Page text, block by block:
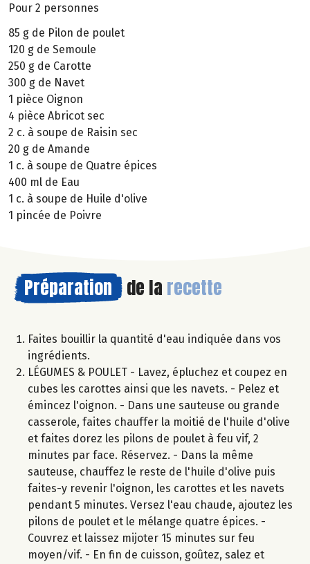
Pour 2 personnes
85 g de Pilon de poulet
120 g de Semoule
250 g de Carotte
300 g de Navet
1 pièce Oignon
4 pièce Abricot sec
2 c. à soupe de Raisin sec
20 g de Amande
1 c. à soupe de Quatre épices
400 ml de Eau
1 c. à soupe de Huile d'olive
1 pincée de Poivre
Préparation de la recette
Faites bouillir la quantité d'eau indiquée dans vos
ingrédients.
LÉGUMES & POULET - Lavez, épluchez et coupez en
cubes les carottes ainsi que les navets. - Pelez et
émincez l'oignon. - Dans une sauteuse ou grande
casserole, faites chauffer la moitié de l'huile d'olive
et faites dorez les pilons de poulet à feu vif, 2
minutes par face. Réservez. - Dans la même
sauteuse, chauffez le reste de l'huile d'olive puis
faites-y revenir l'oignon, les carottes et les navets
pendant 5 minutes. Versez l'eau chaude, ajoutez les
pilons de poulet et le mélange quatre épices. -
Couvrez et laissez mijoter 15 minutes sur feu
moyen/vif. - En fin de cuisson, goûtez, salez et